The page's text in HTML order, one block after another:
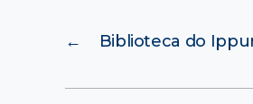
← Biblioteca do